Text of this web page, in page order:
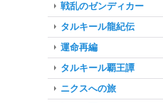
戦乱のゼンディカー
タルキール龍紀伝
運命再編
タルキール覇王譚
ニクスへの旅